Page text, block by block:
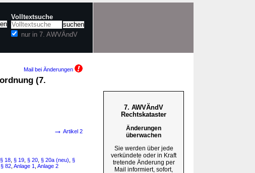
Volltextsuche
nur in 7. AWVÄndV
Mail bei Änderungen
(7.
→ Artikel 2
§ 18 § 19 § 20 § 20a (neu) §
§ 82 Anlage 1 Anlage 2
7. AWVÄndV
Rechtskataster
Änderungen
überwachen
Sie werden über jede
verkündete oder in Kraft
tretende Änderung per
Mail informiert, sofort,